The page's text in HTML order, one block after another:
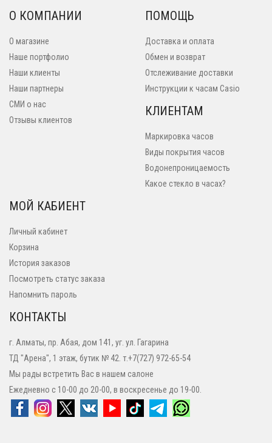
О КОМПАНИИ
О магазине
Наше портфолио
Наши клиенты
Наши партнеры
СМИ о нас
Отзывы клиентов
ПОМОЩЬ
Доставка и оплата
Обмен и возврат
Отслеживание доставки
Инструкции к часам Casio
КЛИЕНТАМ
Маркировка часов
Виды покрытия часов
Водонепроницаемость
Какое стекло в часах?
МОЙ КАБИЕНТ
Личный кабинет
Корзина
История заказов
Посмотреть статус заказа
Напомнить пароль
КОНТАКТЫ
г. Алматы, пр. Абая, дом 141, уг. ул. Гагарина
ТД "Арена", 1 этаж, бутик № 42. т.+7(727) 972-65-54
Мы рады встретить Вас в нашем салоне
Ежедневно с 10-00 до 20-00, в воскресенье до 19-00.